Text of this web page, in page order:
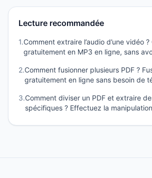
Lecture recommandée
1.Comment extraire l’audio d’une vidéo
gratuitement en MP3 en ligne, sans
2.Comment fusionner plusieurs PDF ?
gratuitement en ligne sans besoin de
3.Comment diviser un PDF et extraire
spécifiques ? Effectuez la